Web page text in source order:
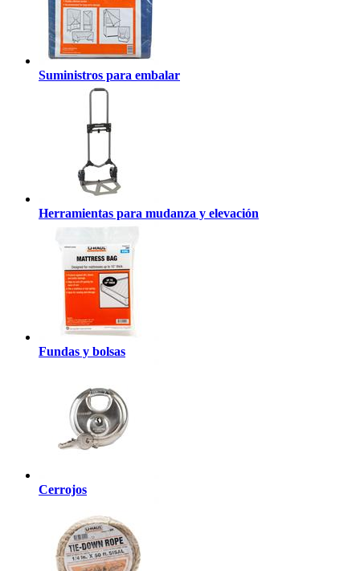
Suministros para embalar
Herramientas para mudanza y elevación
Fundas y bolsas
Cerrojos